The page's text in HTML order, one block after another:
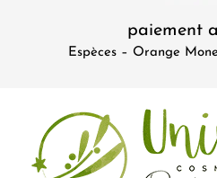
paiement
Espèces – Orange